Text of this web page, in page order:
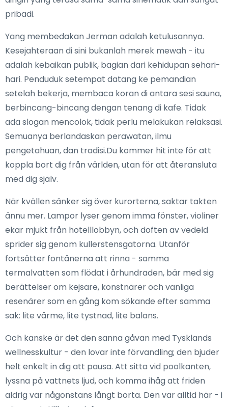
pribadi.
Yang membedakan Jerman adalah ketulusannya.
Kesejahteraan di sini bukanlah merek mewah - itu
adalah kebaikan publik, bagian dari kehidupan sehari-
hari. Penduduk setempat datang ke pemandian
setelah bekerja, membaca koran di antara sesi sauna,
berbincang-bincang dengan tenang di kafe. Tidak
ada slogan mencolok, tidak perlu melakukan relaksasi.
Semuanya berlandaskan perawatan, ilmu
pengetahuan, dan tradisi.Du kommer hit inte för att
koppla bort dig från världen, utan för att återansluta
med dig själv.
När kvällen sänker sig över kurorterna, saktar takten
ännu mer. Lampor lyser genom imma fönster, violiner
ekar mjukt från hotelllobbyn, och doften av vedeld
sprider sig genom kullerstensgatorna. Utanför
fortsätter fontänerna att rinna - samma
termalvatten som flödat i århundraden, bär med sig
berättelser om kejsare, konstnärer och vanliga
resenärer som en gång kom sökande efter samma
sak: lite värme, lite tystnad, lite balans.
Och kanske är det den sanna gåvan med Tysklands
wellnesskultur - den lovar inte förvandling; den bjuder
helt enkelt in dig att pausa. Att sitta vid poolkanten,
lyssna på vattnets ljud, och komma ihåg att friden
aldrig var någonstans långt borta. Den var alltid här - i